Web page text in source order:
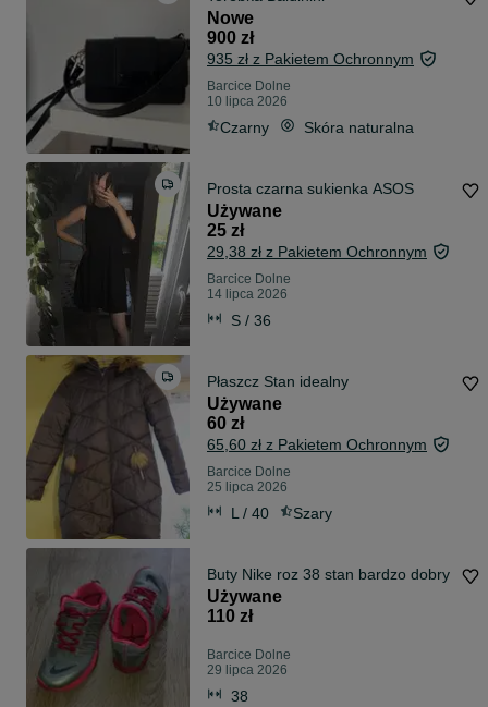
Nowe
900 zł
935 zł z Pakietem Ochronnym
Barcice Dolne
10 lipca 2026
Czarny Skóra naturalna
Prosta czarna sukienka ASOS
Używane
25 zł
29,38 zł z Pakietem Ochronnym
Barcice Dolne
14 lipca 2026
S / 36
Płaszcz Stan idealny
Używane
60 zł
65,60 zł z Pakietem Ochronnym
Barcice Dolne
25 lipca 2026
L / 40 Szary
Buty Nike roz 38 stan bardzo dobry
Używane
110 zł
Barcice Dolne
29 lipca 2026
38